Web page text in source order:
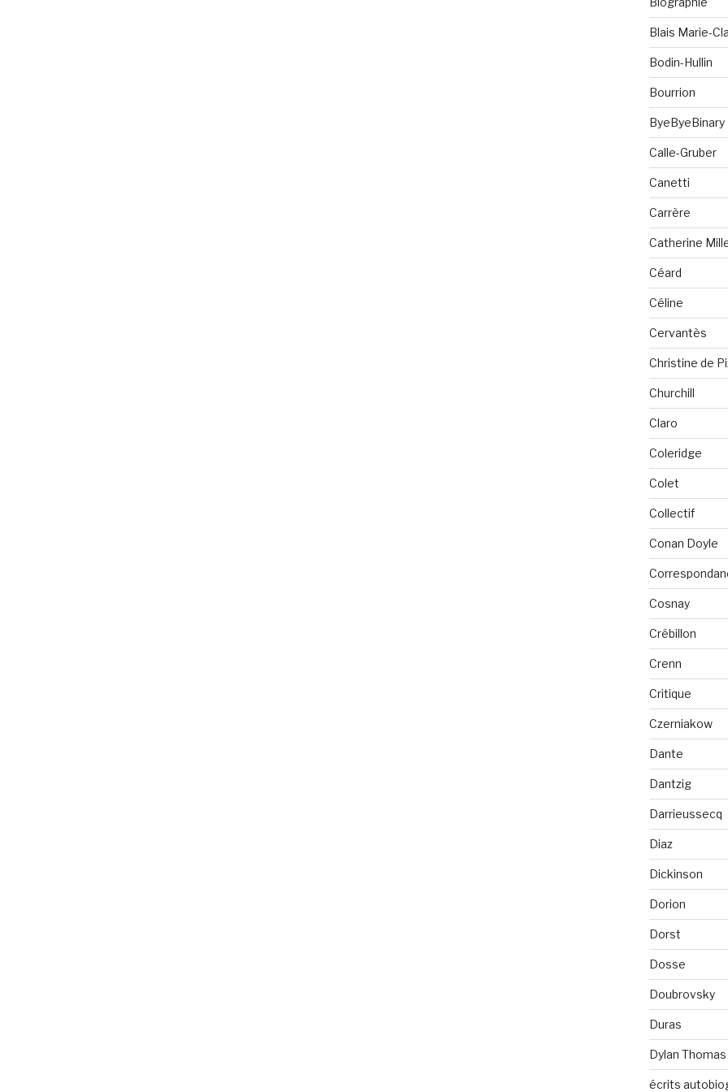
Blais Marie-
Bodin-Hullin
Bourrion
ByeByeBinary
Calle-Gruber
Canetti
Carrère
Catherine
Céard
Céline
Cervantès
Christine de
Churchill
Claro
Coleridge
Colet
Collectif
Conan Doyle
Cosnay
Crébillon
Crenn
Critique
Czerniakow
Dante
Dantzig
Darrieussecq
Diaz
Dickinson
Dorion
Dorst
Dosse
Doubrovsky
Duras
Dylan Thomas
écrits